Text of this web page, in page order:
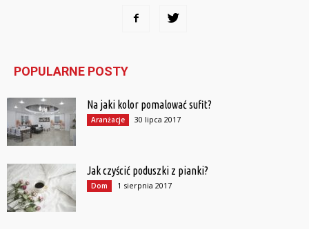
POPULARNE POSTY
Na jaki kolor pomalować sufit?
Aranżacje 30 lipca 2017
Jak czyścić poduszki z pianki?
Dom 1 sierpnia 2017